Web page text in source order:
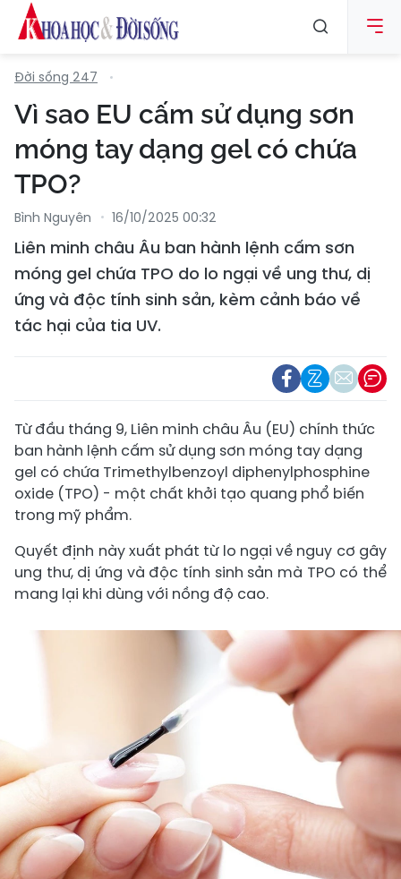
Đời sống 247
Vì sao EU cấm sử dụng sơn
móng tay dạng gel có chứa
TPO?
Bình Nguyên 16/10/2025 00:32
Liên minh châu Âu ban hành lệnh cấm sơn
móng gel chứa TPO do lo ngại về ung thư, dị
ứng và độc tính sinh sản, kèm cảnh báo về
tác hại của tia UV.
Từ đầu tháng 9, Liên minh châu Âu (EU) chính thức
ban hành lệnh cấm sử dụng sơn móng tay dạng
gel có chứa Trimethylbenzoyl diphenylphosphine
oxide (TPO) - một chất khởi tạo quang phổ biến
trong mỹ phẩm.
Quyết định này xuất phát từ lo ngại về nguy cơ gây
ung thư, dị ứng và độc tính sinh sản mà TPO có thể
mang lại khi dùng với nồng độ cao.